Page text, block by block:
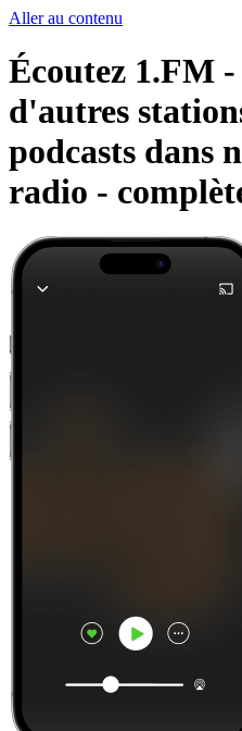
Aller au contenu
Écoutez 1.FM -
d'autres
podcasts dans
radio -